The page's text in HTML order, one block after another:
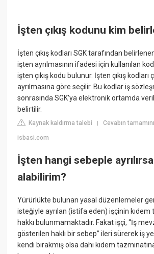
İşten çıkış kodunu kim
İşten çıkış kodları SGK tarafından
işten ayrılmasının ifadesi için kullanılan
işten çıkış kodu bulunur. İşten çıkış kodları
ayrılmasına göre seçilir. Bu kodlar iş
sonrasında SGK'ya elektronik ortamda
belirtilir.
Kaynak kaldırma talebi |Cevabın
isbasi.com
İşten hangi sebeple
alabilirim?
Yürürlükte bulunan yasal düzenlemeler
isteğiyle ayrılan (istifa eden) işçinin
hakkı bulunmamaktadır. Fakat işçi, “İş
gösterilen haklı bir sebep” ileri sürerek iş
kendi bırakmış olsa dahi kıdem